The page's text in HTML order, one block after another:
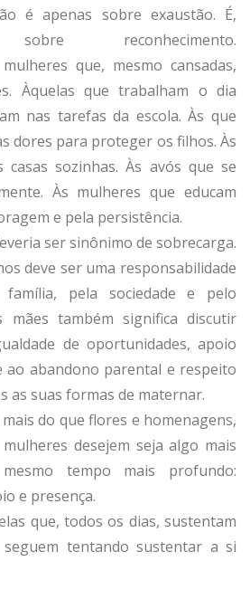
é apenas sobre exaustão. É,
sobre reconhecimento.
que, mesmo cansadas,
Àquelas que trabalham o dia
nas tarefas da escola. Às que
dores para proteger os filhos. Às
casas sozinhas. Às avós que se
Às mulheres que educam
e pela persistência.
ser sinônimo de sobrecarga.
deve ser uma responsabilidade
família, pela sociedade e pelo
mães também significa discutir
de oportunidades, apoio
ao abandono parental e respeito
as suas formas de maternar.
do que flores e homenagens,
desejem seja algo mais
tempo mais profundo:
e presença.
que, todos os dias, sustentam
tentando sustentar a si